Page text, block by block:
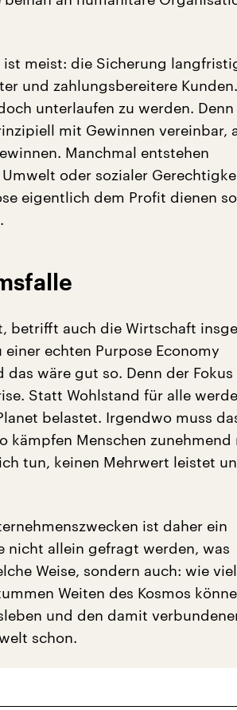
meist: die Sicherung
und zahlungsbereitere
unterlaufen zu werden. Denn
mit Gewinnen vereinbar,
Manchmal entstehen
oder sozialer
eigentlich dem Profit dienen
betrifft auch die Wirtschaft
echten Purpose Economy
wäre gut so. Denn der Fokus
Statt Wohlstand für alle
belastet. Irgendwo muss
kämpfen Menschen zunehmend
tun, keinen Mehrwert leistet
ist daher ein
nicht allein gefragt werden, was
Weise, sondern auch: wie
Weiten des Kosmos
und den damit
schon.